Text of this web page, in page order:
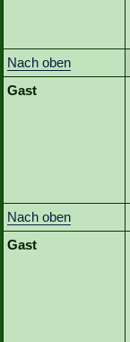
Nach oben
Gast
Nach oben
Gast